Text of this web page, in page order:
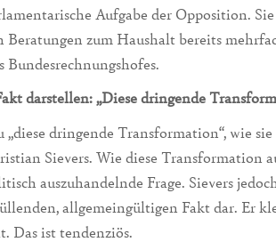
Aufgabe der Opposition.
Beratungen zum Haushalt bereits
Bundesrechnungshofes.
darstellen: „Diese dringende
„diese dringende Transformation“, wie
Sievers. Wie diese Transformation
auszuhandelnde Frage. Sievers
allgemeingültigen Fakt dar. Er
Das ist tendenziös.